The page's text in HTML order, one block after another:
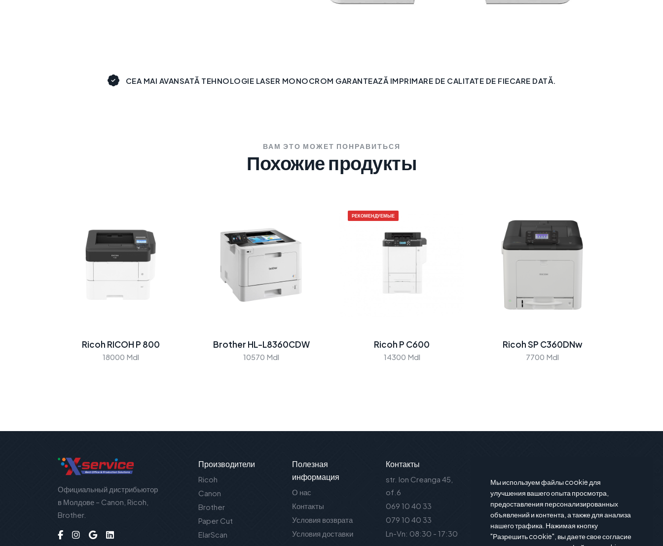
CEA MAI AVANSATĂ TEHNOLOGIE LASER MONOCROM GARANTEAZĂ IMPRIMARE DE CALITATE DE FIECARE DATĂ.
ВАМ ЭТО МОЖЕТ ПОНРАВИТЬСЯ
Похожие продукты
Ricoh RICOH P 800
18000 Mdl
Brother HL-L8360CDW
10570 Mdl
РЕКОМЕНДУЕМЫЕ
Ricoh P C600
14300 Mdl
Ricoh SP C360DNw
7700 Mdl
Официальный дистрибьютор
в Молдове – Canon, Ricoh,
Brother.
Производители
Ricoh
Canon
Brother
Paper Cut
ElarScan
Полезная
информация
О нас
Контакты
Условия возврата
Условия доставки
Контакты
str. Ion Creanga 45,
of.6
069 10 40 33
079 10 40 33
Ln-Vn: 08:30 - 17:30
Подпишитесь на нашу рассылку и
вы будете в курсе последние
новости и предложения.
Мы используем файлы cookie для
улучшения вашего опыта просмотра,
предоставления персонализированных
объявлений и контента, а также для анализа
нашего трафика. Нажимая кнопку
"Разрешить cookie", вы даете свое согласие